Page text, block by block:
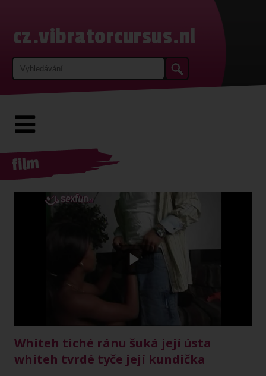
cz.vibratorcursus.nl
film
Play
Video
Whiteh tiché ránu šuká její ústa
whiteh tvrdé tyče její kundička